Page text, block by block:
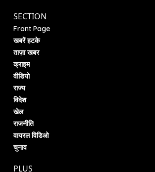
SECTION
Front Page
खबरें हटके
ताज़ा खबर
क्राइम
वीडियो
राज्य
विदेश
खेल
राजनीति
वायरल विडिओ
चुनाव
PLUS